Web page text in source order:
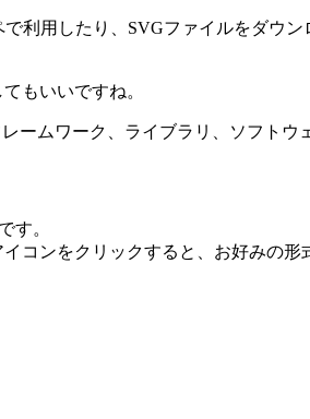
利用したり、SVGファイルをダウ
もいいですね。
す。
コンをクリックすると、お好みの形